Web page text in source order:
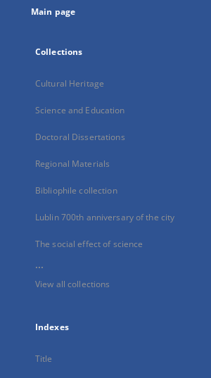
Main page
Collections
Cultural Heritage
Science and Education
Doctoral Dissertations
Regional Materials
Bibliophile collection
Lublin 700th anniversary of the city
The social effect of science
...
View all collections
Indexes
Title